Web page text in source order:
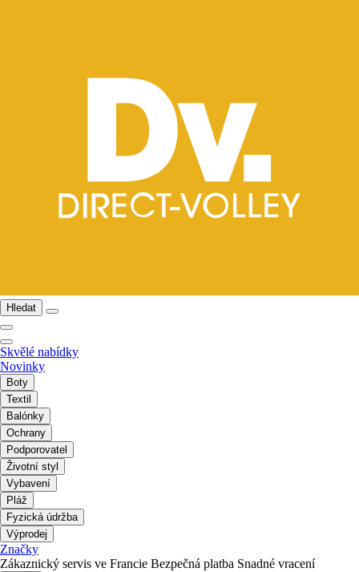
Hledat
Skvělé nabídky
Novinky
Boty
Textil
Balónky
Ochrany
Podporovatel
Životní styl
Vybavení
Pláž
Fyzická údržba
Výprodej
Značky
Zákaznický servis ve Francie Bezpečná platba Snadné vracení